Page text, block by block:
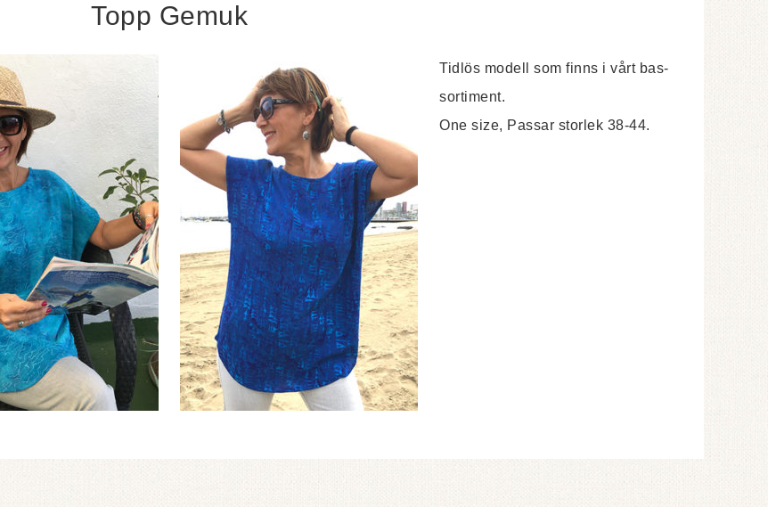
Topp Gemuk
Tidlös modell som finns i vårt bas-
sortiment.
One size, Passar storlek 38-44.